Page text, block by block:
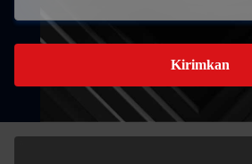
Kirimkan